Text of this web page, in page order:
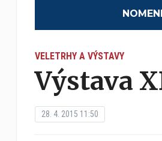
VELETRHY A VÝSTAVY
Výstava
28. 4. 2015 11:50